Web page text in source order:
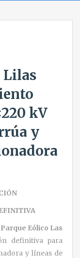
Lilas
kV
y
Parque Eólico Las
definitiva para
y líneas de